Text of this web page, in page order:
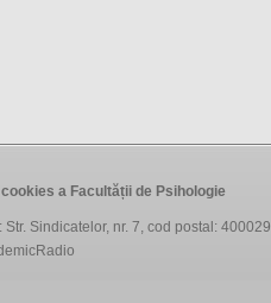
a Facultății de Psihologie
Str. Sindicatelor, nr. 7, cod postal: 400029